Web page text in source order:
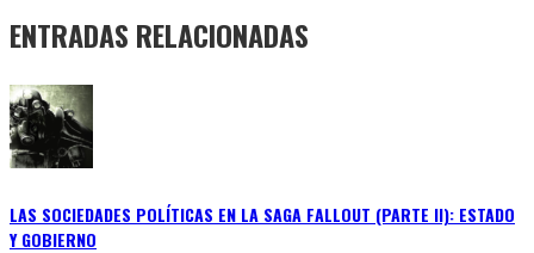
ENTRADAS RELACIONADAS
LAS SOCIEDADES POLÍTICAS EN LA SAGA FALLOUT (PARTE II): ESTADO
Y GOBIERNO